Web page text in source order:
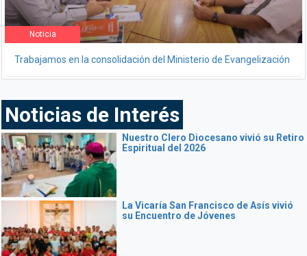
Noticia
Trabajamos en la consolidación del Ministerio de Evangelización
Noticias de Interés
Nuestro Clero Diocesano vivió su Retiro
Espiritual del 2026
La Vicaría San Francisco de Asís vivió
su Encuentro de Jóvenes